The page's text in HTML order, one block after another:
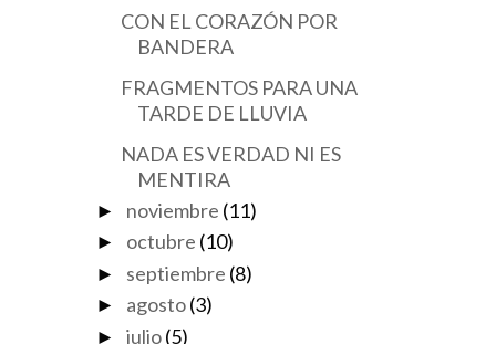
CON EL CORAZÓN POR
BANDERA
FRAGMENTOS PARA UNA
TARDE DE LLUVIA
NADA ES VERDAD NI ES
MENTIRA
► noviembre (11)
► octubre (10)
► septiembre (8)
► agosto (3)
► julio (5)